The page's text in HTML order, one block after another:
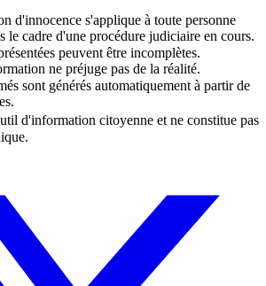
d'innocence s'applique à toute personne
le cadre d'une procédure judiciaire en cours.
peuvent être incomplètes.
ne préjuge pas de la réalité.
sont générés automatiquement à partir de
d'information citoyenne et ne constitue pas